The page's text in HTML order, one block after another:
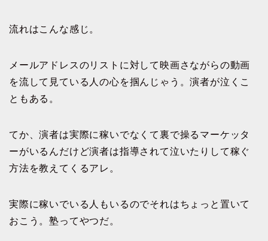
流れはこんな感じ。
メールアドレスのリストに対して映画さながらの動画
を流して見ている人の心を掴んじゃう。演者が泣くこ
ともある。
てか、演者は実際に稼いでなくて裏で操るマーケッタ
ーがいるんだけど演者は指導されて泣いたりして稼ぐ
方法を教えてくるアレ。
実際に稼いでいる人もいるのでそれはちょっと置いて
おこう。塾ってやつだ。